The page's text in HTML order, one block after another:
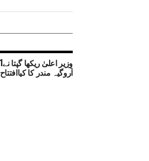
آروگیہ مندر کا کیاافتتاح